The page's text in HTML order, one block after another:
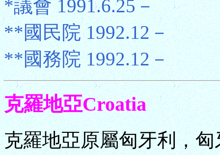
*議會 1991.6.25－
**國民院 1992.12－
**國務院 1992.12－
克羅地亞Croatia
克羅地亞原屬匈牙利，